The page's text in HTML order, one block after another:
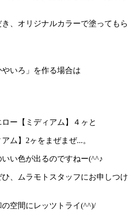
、オリジナルカラーで塗ってもら
いろ」を作る場合は
ー【ミディアム】４ヶと
ム】2ヶをまぜまぜ...。
い色が出るのですねー(^^♪
、ムラモトスタッフにお申しつけ
空間にレッツトライ(^^)/